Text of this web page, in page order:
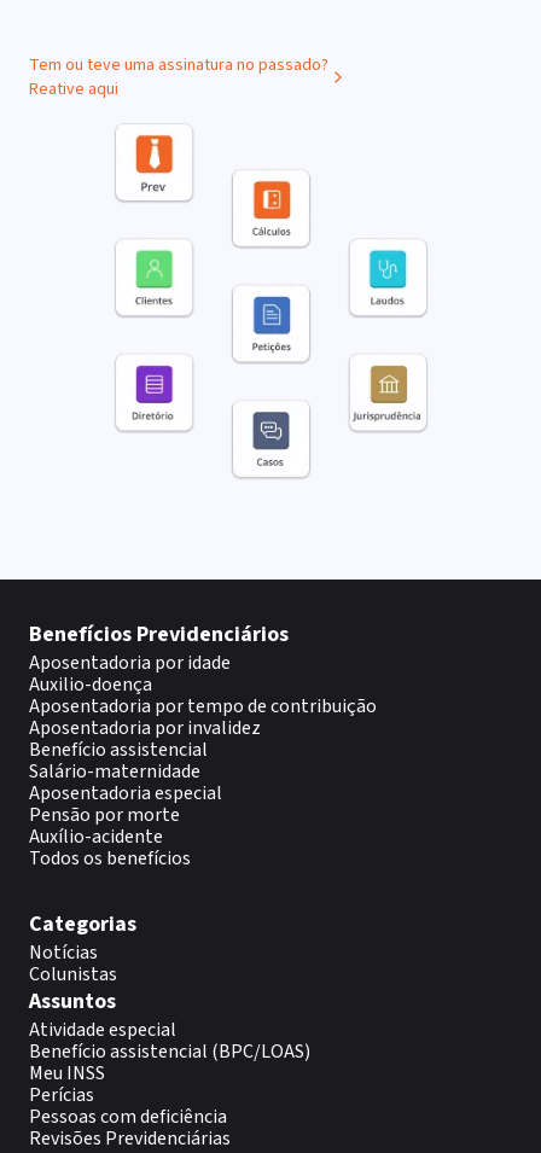
Tem ou teve uma assinatura no passado?
Reative aqui
Benefícios Previdenciários
Aposentadoria por idade
Auxilio-doença
Aposentadoria por tempo de contribuição
Aposentadoria por invalidez
Benefício assistencial
Salário-maternidade
Aposentadoria especial
Pensão por morte
Auxílio-acidente
Todos os benefícios
Categorias
Notícias
Colunistas
Assuntos
Atividade especial
Benefício assistencial (BPC/LOAS)
Meu INSS
Perícias
Pessoas com deficiência
Revisões Previdenciárias